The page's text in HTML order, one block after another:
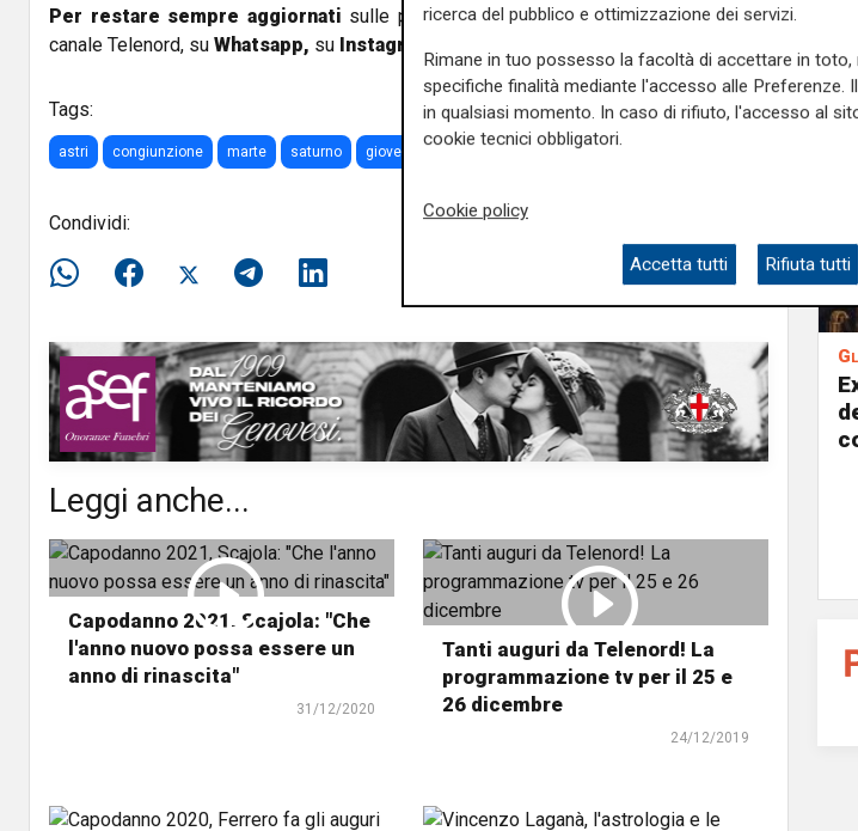
Per restare sempre aggiornati sulle principali notizie sulla Liguria seguiteci sul
canale Telenord, su Whatsapp, su Instagram
Tags:
astri congiunzione marte saturno giove
Condividi:
Leggi anche...
Capodanno 2021, Scajola: "Che
l'anno nuovo possa essere un
anno di rinascita"
31/12/2020
Tanti auguri da Telenord! La
programmazione tv per il 25 e
26 dicembre
24/12/2019
ricerca del pubblico e ottimizzazione dei servizi.
Rimane in tuo possesso la facoltà di accettare in
specifiche finalità mediante l'accesso alle
in qualsiasi momento. In caso di rifiuto, l'accesso al
cookie tecnici obbligatori.
Cookie policy
Accetta tutti Rifiuta tutti